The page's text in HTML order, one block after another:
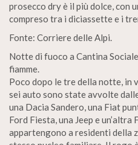
prosecco dry è il più dolce, con
compreso tra i diciassette e i
Fonte: Corriere delle Alpi.
Notte di fuoco a Cantina
fiamme.
Poco dopo le tre della notte, in
sei auto sono state avvolte
una Dacia Sandero, una Fiat
Ford Fiesta, una Jeep e
appartengono a residenti della